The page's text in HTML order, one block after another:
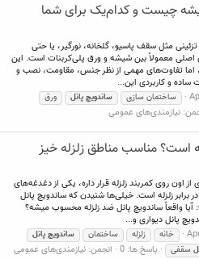
چیست و کدام‌یک برای شما
مثل سقف پاسیو، گلخانه، نورگیر، یا حتی
اصلی معمولاً بین شیشه و ورق پلی‌کربنات است. این
اما تفاوت‌های مهمی از نظر جنس، مقاومت، نصب و
ساده و کاربردی این...
ساختمان سازی ساندویچ پانل
ورق
نیازمندی‌های عمومی
است؟ مناسب مناطق زلزله‌ خیز
اون روی کمربند زلزله قرار داره، یکی از دغدغه‌های
زلزله‌ است. خیلی‌ها شنیدن که ساندویچ پانل
واقعاً ساندویچ پانل ضد زلزله محسوب میشه؟
پانل‌ دیواری و...
خانه زلزله ساختمان ساندویچ پانل
سقفی پاسخ ها: 0 انجمن: نیازمندی‌های عمومی